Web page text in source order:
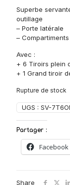
Superbe
outillage
– Porte latérale
–
Avec :
+ 6 Tiroirs plein
+ 1 Grand tiroir
Rupture de stock
UGS : SV-
Partager :
Facebook
Share